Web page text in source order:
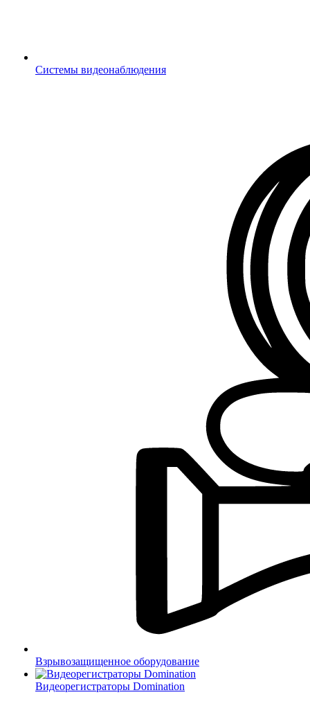
Системы видеонаблюдения
Взрывозащищенное оборудование
Видеорегистраторы Domination